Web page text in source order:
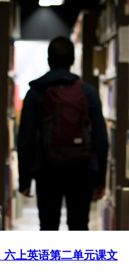
六上英语第二单元课文